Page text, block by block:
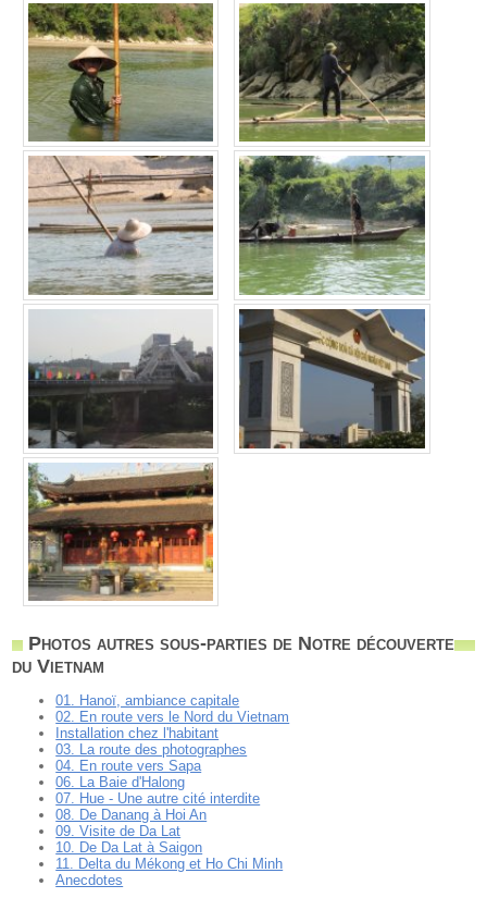
Photos autres sous-parties de Notre découverte
du Vietnam
01. Hanoï, ambiance capitale
02. En route vers le Nord du Vietnam
Installation chez l'habitant
03. La route des photographes
04. En route vers Sapa
06. La Baie d'Halong
07. Hue - Une autre cité interdite
08. De Danang à Hoi An
09. Visite de Da Lat
10. De Da Lat à Saigon
11. Delta du Mékong et Ho Chi Minh
Anecdotes